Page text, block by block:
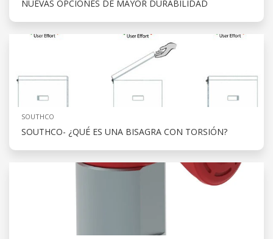
NUEVAS OPCIONES DE MAYOR DURABILIDAD
SOUTHCO
SOUTHCO- ¿QUÉ ES UNA BISAGRA CON TORSIÓN?